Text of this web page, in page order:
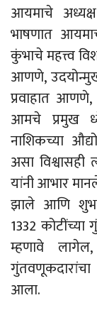
आयमाचे
भाषणात
कुंभाचे महत्त्व
आणणे, उदयोन्मुख
प्रवाहात आणणे,
आमचे प्रमुख
नाशिकच्या
असा विश्वासही
यांनी आभार
झाले आणि
1332
म्हणावे
आला.